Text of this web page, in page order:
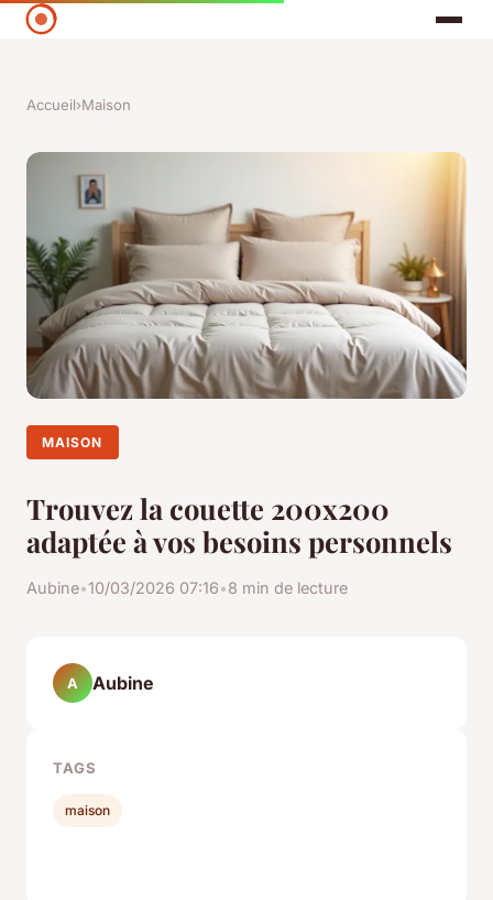
Accueil›Maison
MAISON
Trouvez la couette 200x200
adaptée à vos besoins personnels
Aubine•10/03/2026 07:16•8 min de lecture
A Aubine
TAGS
maison